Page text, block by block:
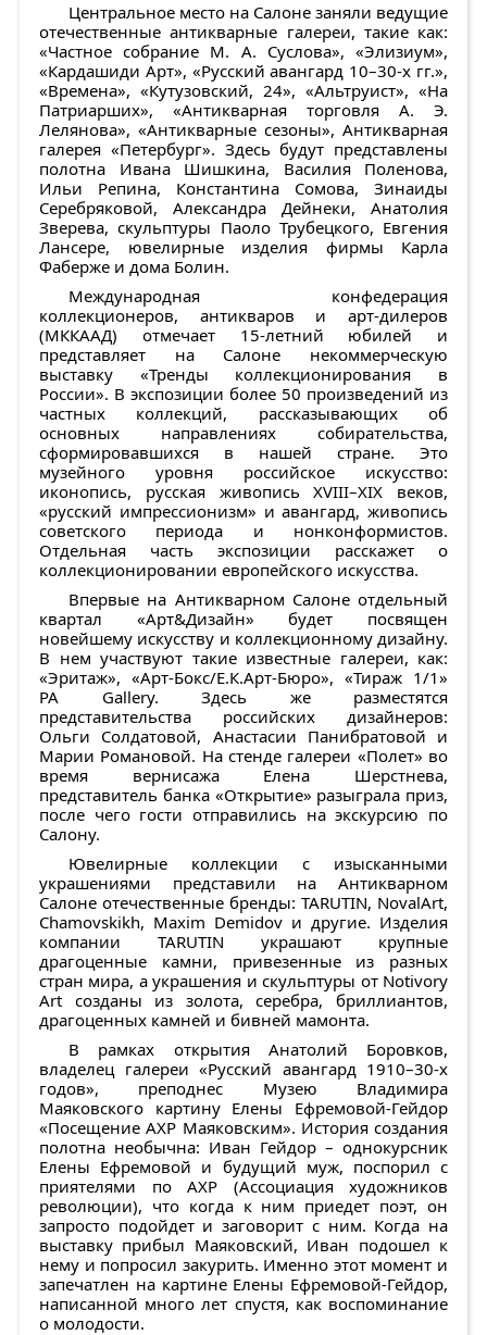
Центральное место на Салоне заняли ведущие
отечественные антикварные галереи, такие как:
«Частное собрание М. А. Суслова», «Элизиум»,
«Кардашиди Арт», «Русский авангард 10–30-х гг.»,
«Времена», «Кутузовский, 24», «Альтруист», «На
Патриарших», «Антикварная торговля А. Э.
Лелянова», «Антикварные сезоны», Антикварная
галерея «Петербург». Здесь будут представлены
полотна Ивана Шишкина, Василия Поленова,
Ильи Репина, Константина Сомова, Зинаиды
Серебряковой, Александра Дейнеки, Анатолия
Зверева, скульптуры Паоло Трубецкого, Евгения
Лансере, ювелирные изделия фирмы Карла
Фаберже и дома Болин.
Международная конфедерация
коллекционеров, антикваров и арт-дилеров
(МККААД) отмечает 15-летний юбилей и
представляет на Салоне некоммерческую
выставку «Тренды коллекционирования в
России». В экспозиции более 50 произведений из
частных коллекций, рассказывающих об
основных направлениях собирательства,
сформировавшихся в нашей стране. Это
музейного уровня российское искусство:
иконопись, русская живопись XVIII–XIX веков,
«русский импрессионизм» и авангард, живопись
советского периода и нонконформистов.
Отдельная часть экспозиции расскажет о
коллекционировании европейского искусства.
Впервые на Антикварном Салоне отдельный
квартал «Арт&Дизайн» будет посвящен
новейшему искусству и коллекционному дизайну.
В нем участвуют такие известные галереи, как:
«Эритаж», «Арт-Бокс/Е.К.Арт-Бюро», «Тираж 1/1»
PA Gallery. Здесь же разместятся
представительства российских дизайнеров:
Ольги Солдатовой, Анастасии Панибратовой и
Марии Романовой. На стенде галереи «Полет» во
время вернисажа Елена Шерстнева,
представитель банка «Открытие» разыграла приз,
после чего гости отправились на экскурсию по
Салону.
Ювелирные коллекции с изысканными
украшениями представили на Антикварном
Салоне отечественные бренды: TARUTIN, NovalArt,
Сhamovskikh, Maxim Demidov и другие. Изделия
компании TARUTIN украшают крупные
драгоценные камни, привезенные из разных
стран мира, а украшения и скульптуры от Notivory
Art созданы из золота, серебра, бриллиантов,
драгоценных камней и бивней мамонта.
В рамках открытия Анатолий Боровков,
владелец галереи «Русский авангард 1910–30-х
годов», преподнес Музею Владимира
Маяковского картину Елены Ефремовой-Гейдор
«Посещение АХР Маяковским». История создания
полотна необычна: Иван Гейдор – однокурсник
Елены Ефремовой и будущий муж, поспорил с
приятелями по АХР (Ассоциация художников
революции), что когда к ним приедет поэт, он
запросто подойдет и заговорит с ним. Когда на
выставку прибыл Маяковский, Иван подошел к
нему и попросил закурить. Именно этот момент и
запечатлен на картине Елены Ефремовой-Гейдор,
написанной много лет спустя, как воспоминание
о молодости.